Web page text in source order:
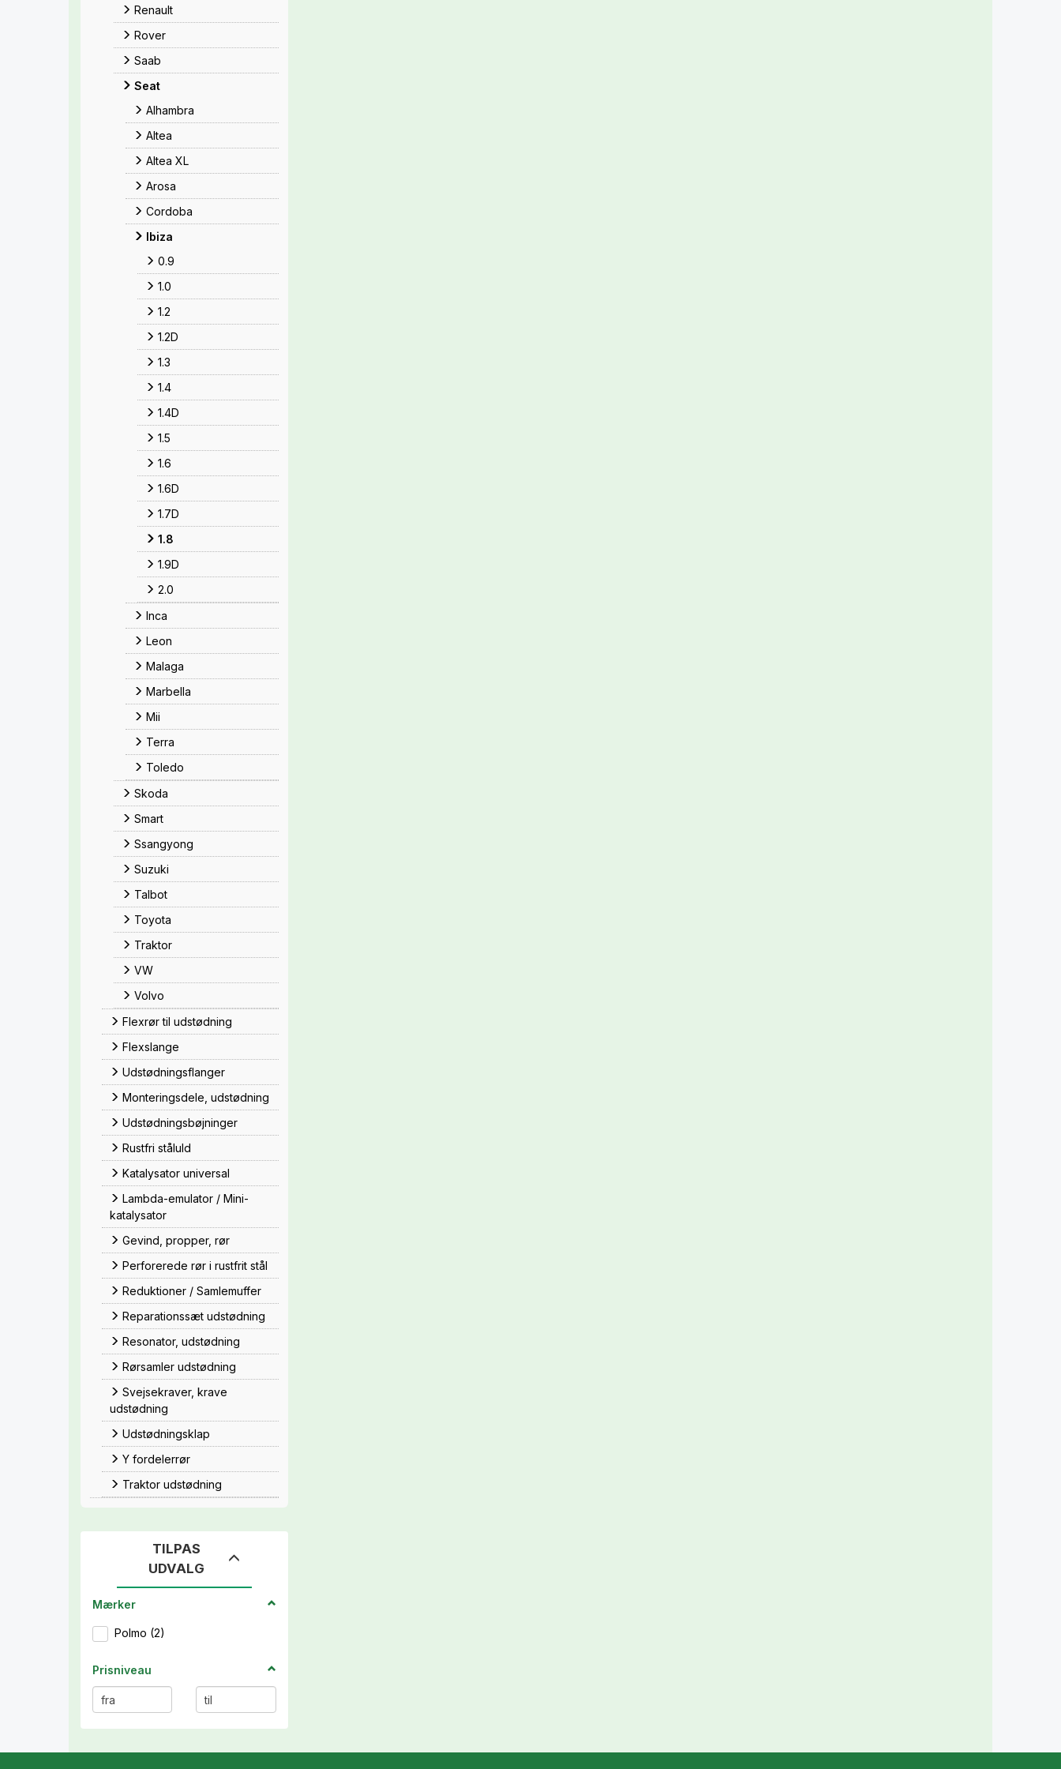
Renault
Rover
Saab
Seat
Alhambra
Altea
Altea XL
Arosa
Cordoba
Ibiza
0.9
1.0
1.2
1.2D
1.3
1.4
1.4D
1.5
1.6
1.6D
1.7D
1.8
1.9D
2.0
Inca
Leon
Malaga
Marbella
Mii
Terra
Toledo
Skoda
Smart
Ssangyong
Suzuki
Talbot
Toyota
Traktor
VW
Volvo
Flexrør til udstødning
Flexslange
Udstødningsflanger
Monteringsdele, udstødning
Udstødningsbøjninger
Rustfri ståluld
Katalysator universal
Lambda-emulator / Mini-
katalysator
Gevind, propper, rør
Perforerede rør i rustfrit stål
Reduktioner / Samlemuffer
Reparationssæt udstødning
Resonator, udstødning
Rørsamler udstødning
Svejsekraver, krave
udstødning
Udstødningsklap
Y fordelerrør
Traktor udstødning
TILPAS
UDVALG
Mærker
Polmo (2)
Prisniveau